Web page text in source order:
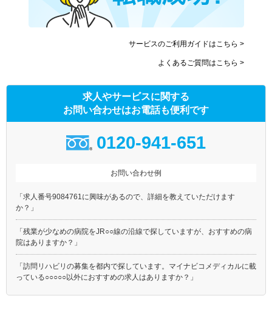
サービスのご利用ガイドはこちら >
よくあるご質問はこちら >
求人やサービスに関する
お問い合わせはお電話も便利です
0120-941-651
お問い合わせ例
「求人番号9084761に興味があるので、詳細を教えていただけます
か？」
「残業が少なめの病院をJR○○線の沿線で探していますが、おすすめの病
院はありますか？」
「訪問リハビリの募集を都内で探しています。マイナビコメディカルに載
っている○○○○○以外におすすめの求人はありますか？」